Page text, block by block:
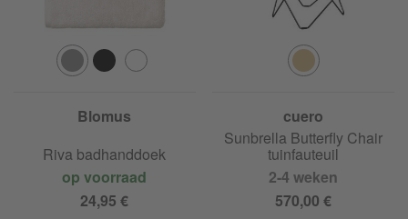
Blomus
Riva badhanddoek
op voorraad
24,95 €
cuero
Sunshine Mariposa
Sunbrella Butterfly Chair
tuinfauteuil
2-4 weken
570,00 €